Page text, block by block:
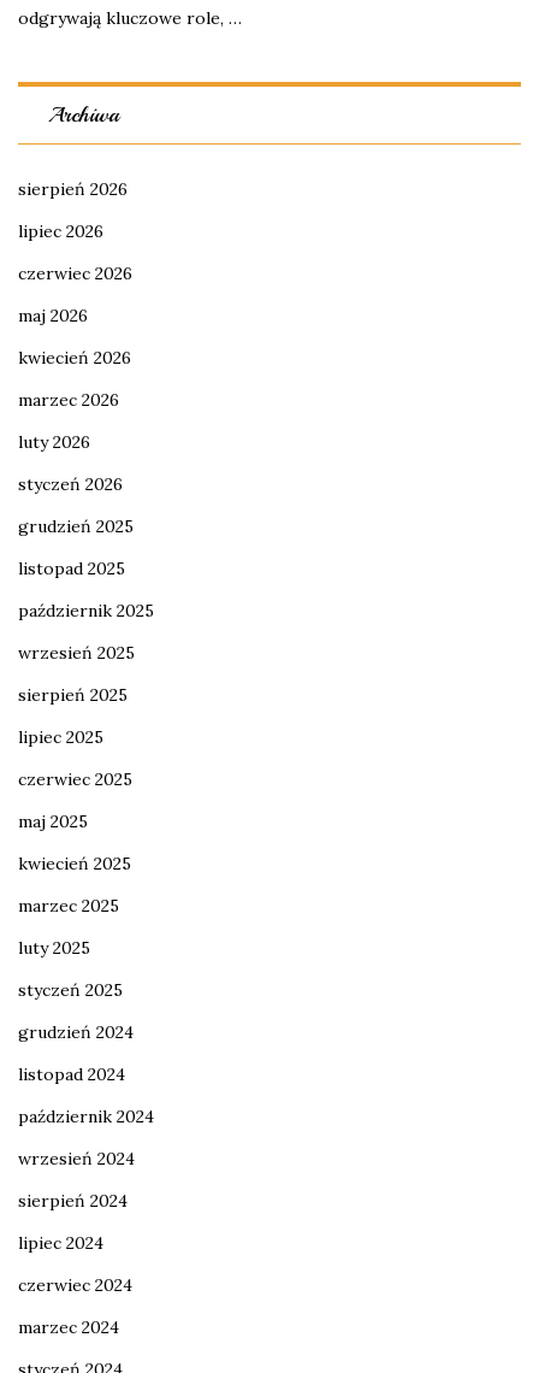
odgrywają kluczowe role, …
Archiwa
sierpień 2026
lipiec 2026
czerwiec 2026
maj 2026
kwiecień 2026
marzec 2026
luty 2026
styczeń 2026
grudzień 2025
listopad 2025
październik 2025
wrzesień 2025
sierpień 2025
lipiec 2025
czerwiec 2025
maj 2025
kwiecień 2025
marzec 2025
luty 2025
styczeń 2025
grudzień 2024
listopad 2024
październik 2024
wrzesień 2024
sierpień 2024
lipiec 2024
czerwiec 2024
marzec 2024